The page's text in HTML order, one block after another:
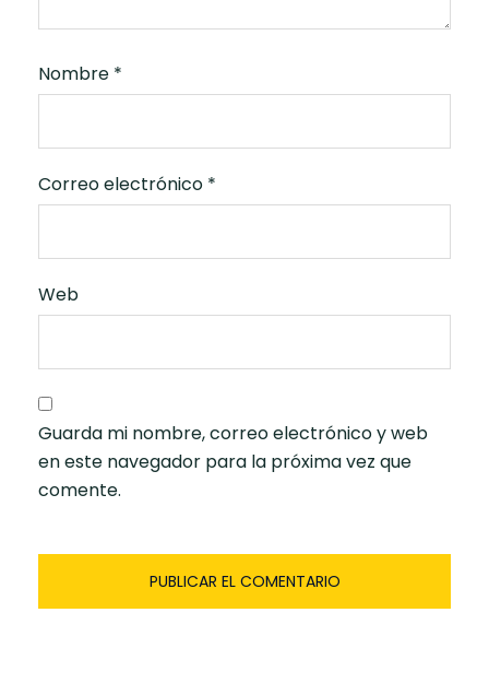
Nombre *
Correo electrónico *
Web
Guarda mi nombre, correo electrónico y web
en este navegador para la próxima vez que
comente.